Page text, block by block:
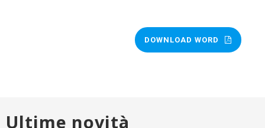
DOWNLOAD WORD
Ultime novità